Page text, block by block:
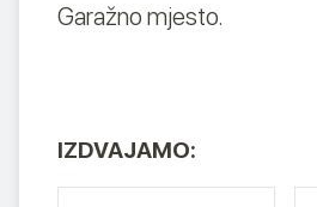
Garažno mjesto.
IZDVAJAMO: